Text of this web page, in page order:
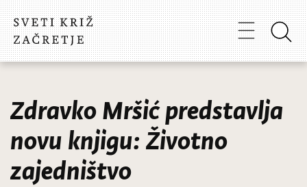
Zdravko Mršić predstavlja
novu knjigu: Životno
zajedništvo